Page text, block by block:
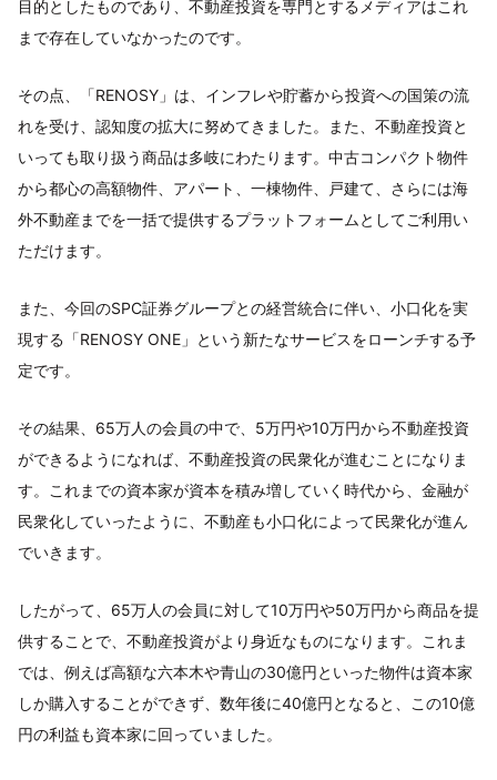
目的としたものであり、不動産投資を専門とするメディアはこれ
まで存在していなかったのです。
その点、「RENOSY」は、インフレや貯蓄から投資への国策の流
れを受け、認知度の拡大に努めてきました。また、不動産投資と
いっても取り扱う商品は多岐にわたります。中古コンパクト物件
から都心の高額物件、アパート、一棟物件、戸建て、さらには海
外不動産までを一括で提供するプラットフォームとしてご利用い
ただけます。
また、今回のSPC証券グループとの経営統合に伴い、小口化を実
現する「RENOSY ONE」という新たなサービスをローンチする予
定です。
その結果、65万人の会員の中で、5万円や10万円から不動産投資
ができるようになれば、不動産投資の民衆化が進むことになりま
す。これまでの資本家が資本を積み増していく時代から、金融が
民衆化していったように、不動産も小口化によって民衆化が進ん
でいきます。
したがって、65万人の会員に対して10万円や50万円から商品を提
供することで、不動産投資がより身近なものになります。これま
では、例えば高額な六本木や青山の30億円といった物件は資本家
しか購入することができず、数年後に40億円となると、この10億
円の利益も資本家に回っていました。